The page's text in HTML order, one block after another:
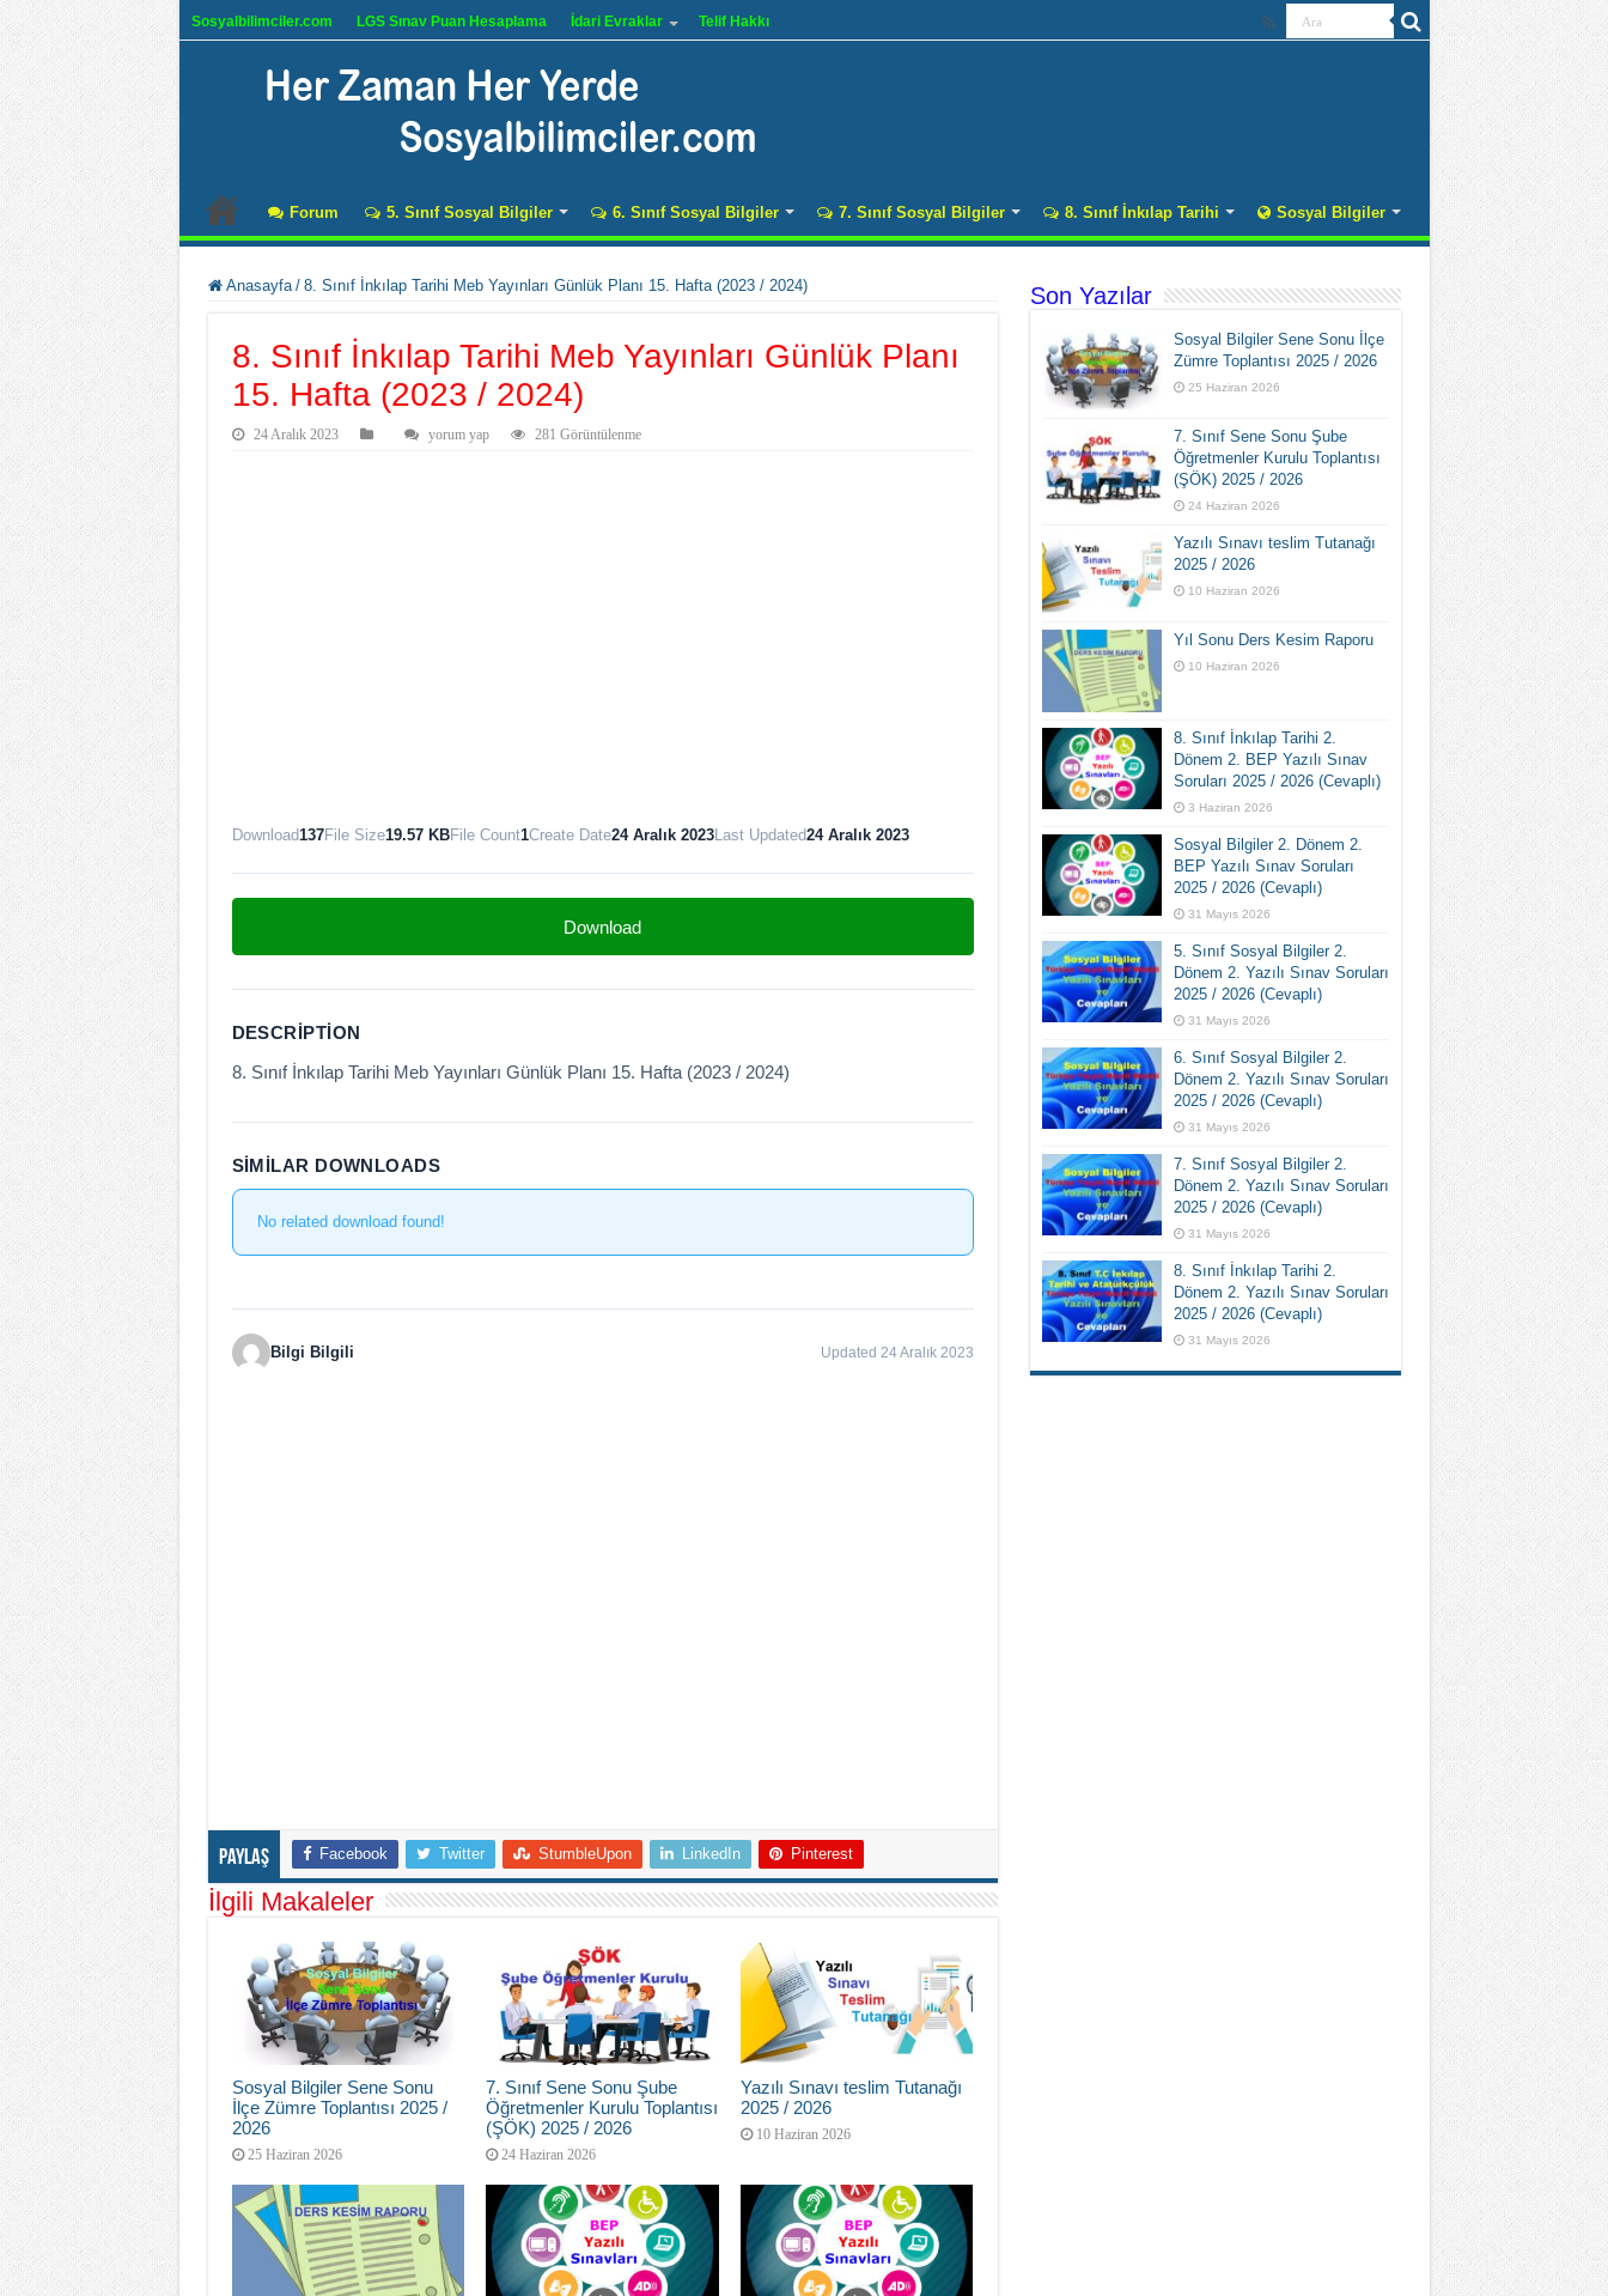
Sosyalbilimciler.com LGS Sınav Puan Hesaplama İdari Evraklar Telif Hakkı
Forum 5. Sınıf Sosyal Bilgiler 6. Sınıf Sosyal Bilgiler 7. Sınıf Sosyal Bilgiler 8. Sınıf İnkılap Tarihi Sosyal Bilgiler
Anasayfa / 8. Sınıf İnkılap Tarihi Meb Yayınları Günlük Planı 15. Hafta (2023 / 2024)
8. Sınıf İnkılap Tarihi Meb Yayınları Günlük Planı
15. Hafta (2023 / 2024)
24 Aralık 2023 yorum yap 281 Görüntülenme
Download137File Size19.57 KBFile Count1Create Date24 Aralık 2023Last Updated24 Aralık 2023
Download
DESCRIPTION
8. Sınıf İnkılap Tarihi Meb Yayınları Günlük Planı 15. Hafta (2023 / 2024)
SIMILAR DOWNLOADS
No related download found!
Bilgi Bilgili Updated 24 Aralık 2023
Paylaş Facebook Twitter StumbleUpon LinkedIn Pinterest
İlgili Makaleler
Sosyal Bilgiler Sene Sonu
İlçe Zümre Toplantısı 2025 /
2026
25 Haziran 2026
7. Sınıf Sene Sonu Şube
Öğretmenler Kurulu Toplantısı
(ŞÖK) 2025 / 2026
24 Haziran 2026
Yazılı Sınavı teslim Tutanağı
2025 / 2026
10 Haziran 2026
Son Yazılar
Sosyal Bilgiler Sene Sonu İlçe
Zümre Toplantısı 2025 / 2026
25 Haziran 2026
7. Sınıf Sene Sonu Şube
Öğretmenler Kurulu Toplantısı
(ŞÖK) 2025 / 2026
24 Haziran 2026
Yazılı Sınavı teslim Tutanağı
2025 / 2026
10 Haziran 2026
Yıl Sonu Ders Kesim Raporu
10 Haziran 2026
8. Sınıf İnkılap Tarihi 2.
Dönem 2. BEP Yazılı Sınav
Soruları 2025 / 2026 (Cevaplı)
3 Haziran 2026
Sosyal Bilgiler 2. Dönem 2.
BEP Yazılı Sınav Soruları
2025 / 2026 (Cevaplı)
31 Mayıs 2026
5. Sınıf Sosyal Bilgiler 2.
Dönem 2. Yazılı Sınav Soruları
2025 / 2026 (Cevaplı)
31 Mayıs 2026
6. Sınıf Sosyal Bilgiler 2.
Dönem 2. Yazılı Sınav Soruları
2025 / 2026 (Cevaplı)
31 Mayıs 2026
7. Sınıf Sosyal Bilgiler 2.
Dönem 2. Yazılı Sınav Soruları
2025 / 2026 (Cevaplı)
31 Mayıs 2026
8. Sınıf İnkılap Tarihi 2.
Dönem 2. Yazılı Sınav Soruları
2025 / 2026 (Cevaplı)
31 Mayıs 2026